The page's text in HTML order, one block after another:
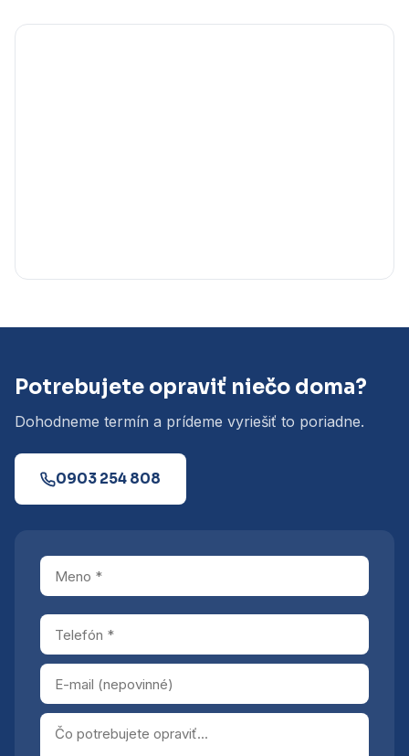
Potrebujete opraviť niečo doma?
Dohodneme termín a prídeme vyriešiť to poriadne.
0903 254 808